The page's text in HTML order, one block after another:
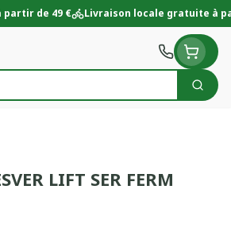
de 49 € Livraison locale gratuite à
LIFT SER FERM